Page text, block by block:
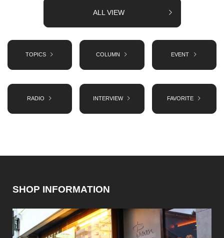
ALL VIEW
TOPICS COLUMN EVENT
RADIO INTERVIEW FAVORITE
SHOP INFORMATION